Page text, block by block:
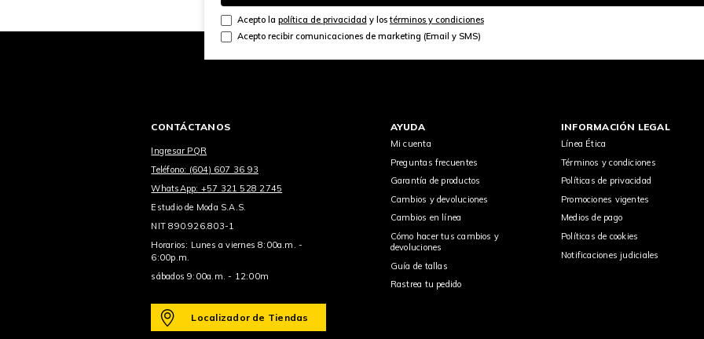
Acepto la política de privacidad y lostérminos y condiciones
Acepto recibir comunicaciones de marketing (Email y SMS)
CONTÁCTANOS
Ingresar PQR
Teléfono: (604) 607 36 93
WhatsApp: +57 321 528 2745
Estudio de Moda S.A.S.
NIT 890.926.803-1
Horarios: Lunes a viernes 8:00a.m. -
6:00p.m.
sábados 9:00a.m. - 12:00m
Localizador de Tiendas
AYUDA
Mi cuenta
Preguntas frecuentes
Garantía de productos
Cambios y devoluciones
Cambios en línea
Cómo hacer tus cambios y
devoluciones
Guía de tallas
Rastrea tu pedido
INFORMACIÓN LEGAL
Línea Ética
Términos y condiciones
Políticas de privacidad
Promociones vigentes
Medios de pago
Políticas de cookies
Notificaciones judiciales